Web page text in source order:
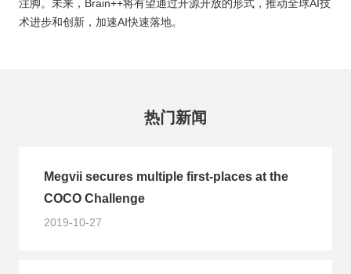
注脚。未来，Brain++将有望通过开源开放的形式，推动全球AI技
术进步和创新，加速AI快速落地。
热门新闻
Megvii secures multiple first-places at the
COCO Challenge
2019-10-27